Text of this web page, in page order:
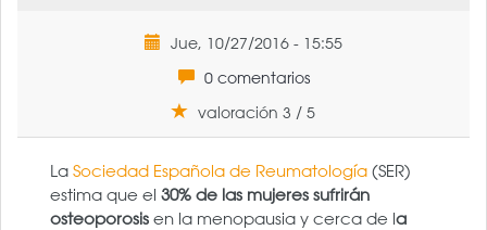
Jue, 10/27/2016 - 15:55
0 comentarios
valoración 3 / 5
La Sociedad Española de Reumatología (SER)
estima que el 30% de las mujeres sufrirán
osteoporosis en la menopausia y cerca de la